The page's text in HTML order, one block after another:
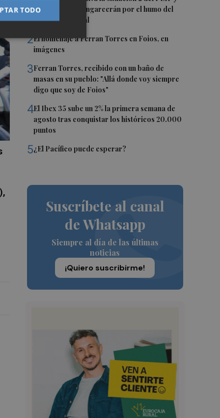
confina Sierra Engarcerán por el humo del
incendio forestal
2El homenaje a Ferran Torres en Foios, en
imágenes
3Ferran Torres, recibido con un baño de
masas en su pueblo: "Allá donde voy siempre
digo que soy de Foios"
4El Ibex 35 sube un 2% la primera semana de
agosto tras conquistar los históricos 20.000
puntos
5¿El Pacífico puede esperar?
Suscríbete al canal
de Whatsapp
Siempre al día de las últimas
noticias
¡Quiero suscribirme!
TODO